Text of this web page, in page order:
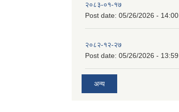
२०८३-०१-१७
Post date: 05/26/2026 - 14:00
२०८२-१२-२७
Post date: 05/26/2026 - 13:59
अन्य